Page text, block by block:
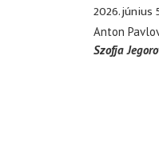
2026. június
Anton
Szofja